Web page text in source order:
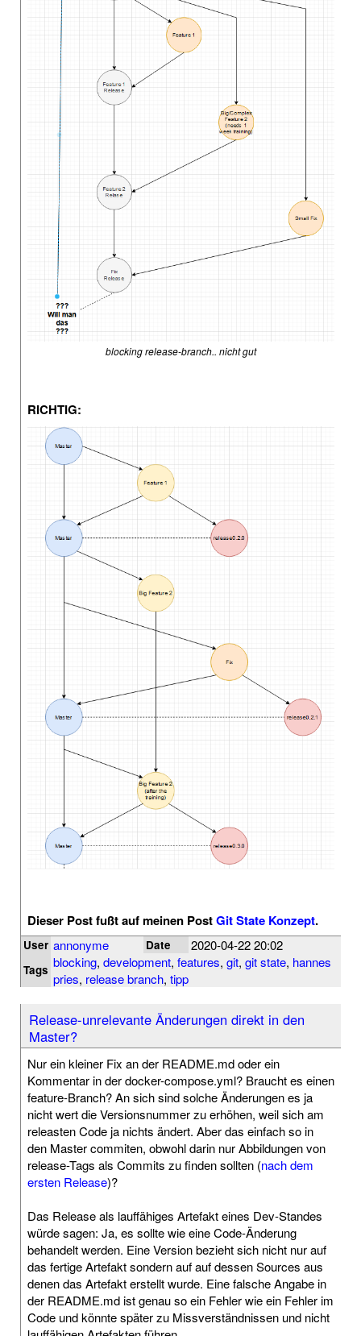
blocking release-branch.. nicht gut
RICHTIG:
Dieser Post fußt auf meinen PostGit State Konzept.
User annonyme Date 2020-04-22 20:02
Tags blocking, development, features, git, git state, hannes
pries, release branch, tipp
Release-unrelevante Änderungen direkt in den
Master?
Nur ein kleiner Fix an der README.md oder ein
Kommentar in der docker-compose.yml? Braucht es einen
feature-Branch? An sich sind solche Änderungen es ja
nicht wert die Versionsnummer zu erhöhen, weil sich am
releasten Code ja nichts ändert. Aber das einfach so in
den Master commiten, obwohl darin nur Abbildungen von
release-Tags als Commits zu finden sollten (nach dem
ersten Release)?
Das Release als lauffähiges Artefakt eines Dev-Standes
würde sagen: Ja, es sollte wie eine Code-Änderung
behandelt werden. Eine Version bezieht sich nicht nur auf
das fertige Artefakt sondern auf auf dessen Sources aus
denen das Artefakt erstellt wurde. Eine falsche Angabe in
der README.md ist genau so ein Fehler wie ein Fehler im
Code und könnte später zu Missverständnissen und nicht